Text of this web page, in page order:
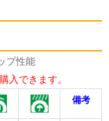
プ性能
入できます。
備考